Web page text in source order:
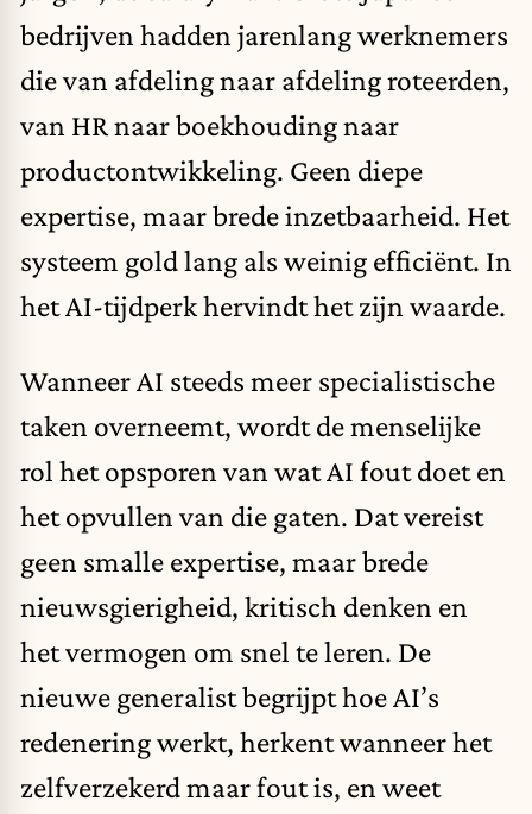
bedrijven hadden jarenlang werknemers
die van afdeling naar afdeling roteerden,
van HR naar boekhouding naar
productontwikkeling. Geen diepe
expertise, maar brede inzetbaarheid. Het
systeem gold lang als weinig efficiënt. In
het AI-tijdperk hervindt het zijn waarde.
Wanneer AI steeds meer specialistische
taken overneemt, wordt de menselijke
rol het opsporen van wat AI fout doet en
het opvullen van die gaten. Dat vereist
geen smalle expertise, maar brede
nieuwsgierigheid, kritisch denken en
het vermogen om snel te leren. De
nieuwe generalist begrijpt hoe AI’s
redenering werkt, herkent wanneer het
zelfverzekerd maar fout is, en weet